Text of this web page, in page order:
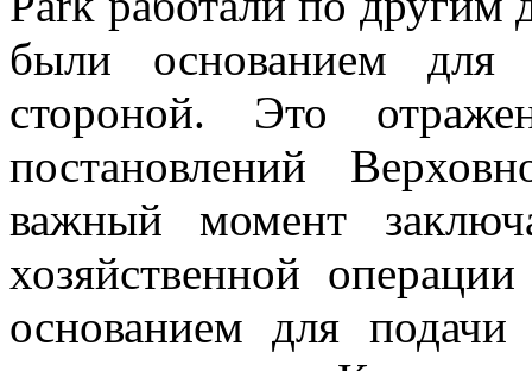
были основанием для
стороной. Это
постановлений
важный момент
хозяйственной
основанием для